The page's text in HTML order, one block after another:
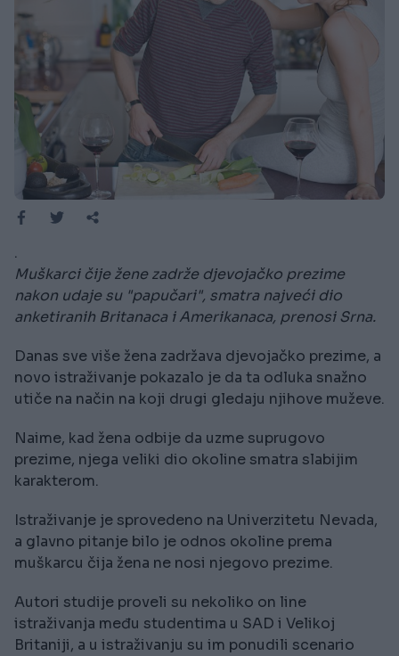
.
Muškarci čije žene zadrže djevojačko prezime
nakon udaje su "papučari", smatra najveći dio
anketiranih Britanaca i Amerikanaca, prenosi Srna.
Danas sve više žena zadržava djevojačko prezime, a
novo istraživanje pokazalo je da ta odluka snažno
utiče na način na koji drugi gledaju njihove muževe.
Naime, kad žena odbije da uzme suprugovo
prezime, njega veliki dio okoline smatra slabijim
karakterom.
Istraživanje je sprovedeno na Univerzitetu Nevada,
a glavno pitanje bilo je odnos okoline prema
muškarcu čija žena ne nosi njegovo prezime.
Autori studije proveli su nekoliko on line
istraživanja među studentima u SAD i Velikoj
Britaniji, a u istraživanju su im ponudili scenario